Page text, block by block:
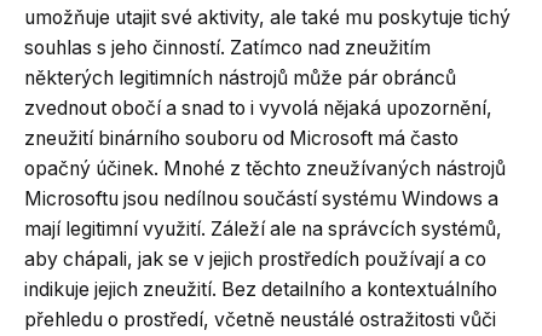
umožňuje utajit své aktivity, ale také mu poskytuje tichý
souhlas s jeho činností. Zatímco nad zneužitím
některých legitimních nástrojů může pár obránců
zvednout obočí a snad to i vyvolá nějaká upozornění,
zneužití binárního souboru od Microsoft má často
opačný účinek. Mnohé z těchto zneužívaných nástrojů
Microsoftu jsou nedílnou součástí systému Windows a
mají legitimní využití. Záleží ale na správcích systémů,
aby chápali, jak se v jejich prostředích používají a co
indikuje jejich zneužití. Bez detailního a kontextuálního
přehledu o prostředí, včetně neustálé ostražitosti vůči